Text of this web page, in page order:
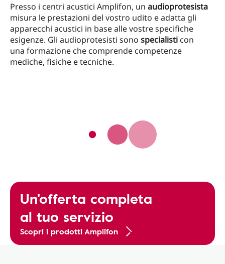
Presso i centri acustici Amplifon, un audioprotesista
misura le prestazioni del vostro udito e adatta gli
apparecchi acustici in base alle vostre specifiche
esigenze. Gli audioprotesisti sono specialisti con
una formazione che comprende competenze
mediche, fisiche e tecniche.
Un'offerta completa
al tuo servizio
Scopri i prodotti Amplifon